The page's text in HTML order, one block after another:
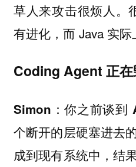
草人来攻击很烦人。
有进化，而 Java 实际
Coding Agent 正
Simon：你之前谈到
个断开的层硬塞进去
成到现有系统中，结